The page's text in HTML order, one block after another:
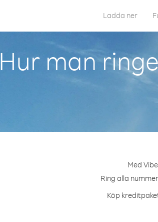
Ladda ner
Hur man
Med
Ring alla
Köp